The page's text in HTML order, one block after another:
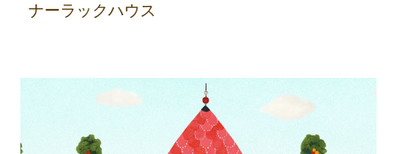
ナーラックハウス